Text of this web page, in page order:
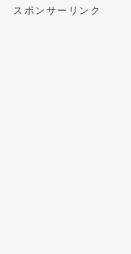
スポンサーリンク